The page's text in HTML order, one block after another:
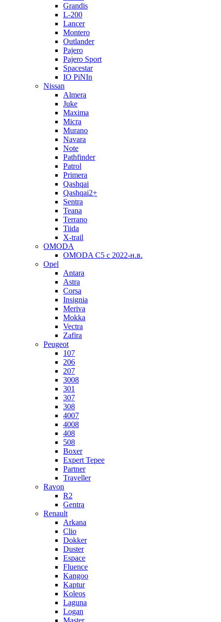
Grandis
L-200
Lancer
Montero
Outlander
Pajero
Pajero Sport
Spacestar
IO PiNIn
Nissan
Almera
Juke
Maxima
Micra
Murano
Navara
Note
Pathfinder
Patrol
Primera
Qashqai
Qashqai2+
Sentra
Teana
Terrano
Tiida
X-trail
OMODA
OMODA C5 c 2022-н.в.
Opel
Antara
Astra
Corsa
Insignia
Meriva
Mokka
Vectra
Zafira
Peugeot
107
206
207
3008
301
307
308
4007
4008
408
508
Boxer
Expert Tepee
Partner
Traveller
Ravon
R2
Gentra
Renault
Arkana
Clio
Dokker
Duster
Espace
Fluence
Kangoo
Kaptur
Koleos
Laguna
Logan
Master